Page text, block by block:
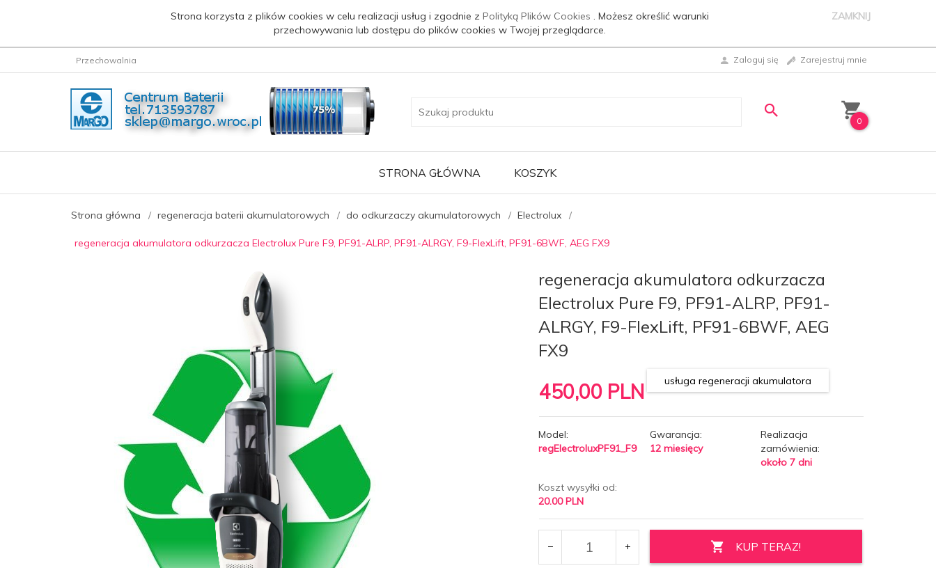
Strona korzysta z plików cookies w celu realizacji usług i zgodnie zPolityką Plików Cookies. Możesz określić warunki
przechowywania lub dostępu do plików cookies w Twojej przeglądarce.
ZAMKNIJ
Przechowalnia Zaloguj się Zarejestruj mnie
0
STRONA GŁÓWNA KOSZYK
Strona główna regeneracja baterii akumulatorowych do odkurzaczy akumulatorowych Electrolux
regeneracja akumulatora odkurzacza Electrolux Pure F9, PF91-ALRP, PF91-ALRGY, F9-FlexLift, PF91-6BWF, AEG FX9
regeneracja akumulatora odkurzacza
Electrolux Pure F9, PF91-ALRP, PF91-
ALRGY, F9-FlexLift, PF91-6BWF, AEG
FX9
450,00 PLN usługa regeneracji akumulatora
Model:
regElectroluxPF91_F9
Gwarancja:
12 miesięcy
Realizacja
zamówienia:
około 7 dni
Koszt wysyłki od:
20.00 PLN
KUP TERAZ!